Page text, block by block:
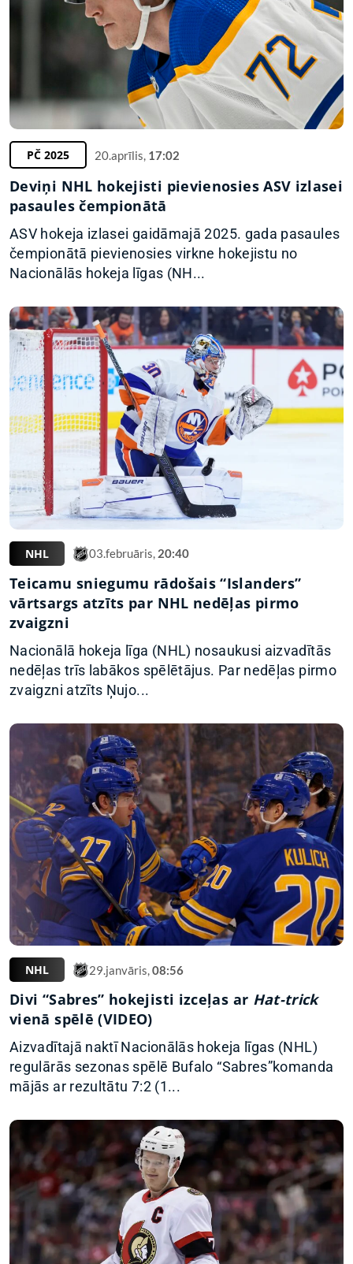
PČ 2025 20.aprīlis, 17:02
Deviņi NHL hokejisti pievienosies ASV izlasei
pasaules čempionātā
ASV hokeja izlasei gaidāmajā 2025. gada pasaules
čempionātā pievienosies virkne hokejistu no
Nacionālās hokeja līgas (NH...
NHL 03.februāris, 20:40
Teicamu sniegumu rādošais “Islanders”
vārtsargs atzīts par NHL nedēļas pirmo
zvaigzni
Nacionālā hokeja līga (NHL) nosaukusi aizvadītās
nedēļas trīs labākos spēlētājus. Par nedēļas pirmo
zvaigzni atzīts Ņujo...
NHL 29.janvāris,08:56
Divi “Sabres” hokejisti izceļas ar Hat-trick
vienā spēlē (VIDEO)
Aizvadītajā naktī Nacionālās hokeja līgas (NHL)
regulārās sezonas spēlē Bufalo “Sabres”komanda
mājās ar rezultātu 7:2 (1...